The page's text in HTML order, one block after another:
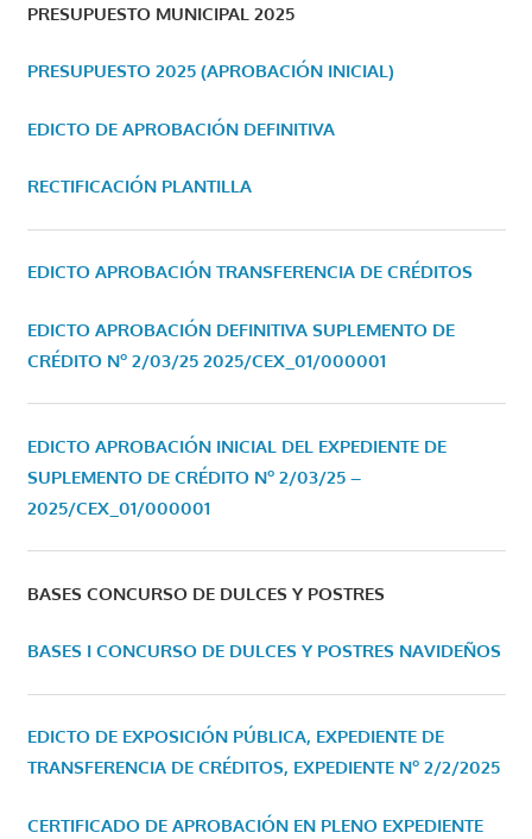
PRESUPUESTO MUNICIPAL 2025
PRESUPUESTO 2025 (APROBACIÓN INICIAL)
EDICTO DE APROBACIÓN DEFINITIVA
RECTIFICACIÓN PLANTILLA
EDICTO APROBACIÓN TRANSFERENCIA DE CRÉDITOS
EDICTO APROBACIÓN DEFINITIVA SUPLEMENTO DE
CRÉDITO Nº 2/03/25 2025/CEX_01/000001
EDICTO APROBACIÓN INICIAL DEL EXPEDIENTE DE
SUPLEMENTO DE CRÉDITO Nº 2/03/25 –
2025/CEX_01/000001
BASES CONCURSO DE DULCES Y POSTRES
BASES I CONCURSO DE DULCES Y POSTRES NAVIDEÑOS
EDICTO DE EXPOSICIÓN PÚBLICA, EXPEDIENTE DE
TRANSFERENCIA DE CRÉDITOS, EXPEDIENTE Nº 2/2/2025
CERTIFICADO DE APROBACIÓN EN PLENO EXPEDIENTE